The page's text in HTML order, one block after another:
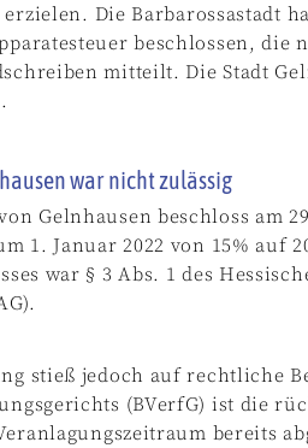
Die Barbarossastadt
beschlossen, die
mitteilt. Die Stadt
war nicht zulässig
Gelnhausen beschloss am
1. Januar 2022 von 15% auf
war § 3 Abs. 1 des
stieß jedoch auf rechtliche
(BVerfG) ist die
bereits